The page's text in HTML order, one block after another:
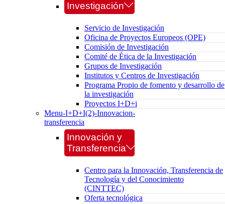
Investigación
Servicio de Investigación
Oficina de Proyectos Europeos (OPE)
Comisión de Investigación
Comité de Ética de la Investigación
Grupos de Investigación
Institutos y Centros de Investigación
Programa Propio de fomento y desarrollo de
la investigación
Proyectos I+D+i
Menu-I+D+I(2)-Innovacion-
transferencia
Innovación y
Transferencia
Centro para la Innovación, Transferencia de
Tecnología y del Conocimiento
(CINTTEC)
Oferta tecnológica